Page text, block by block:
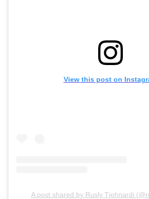
View this post on
A post shared by Rusly Tjohnardi (